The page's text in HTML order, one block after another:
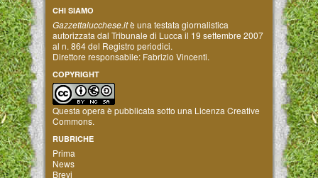
CHI SIAMO
Gazzettalucchese.itè una testata giornalistica
autorizzata dal Tribunale di Lucca il 19 settembre 2007
al n. 864 del Registro periodici.
Direttore responsabile: Fabrizio Vincenti.
COPYRIGHT
Questa opera è pubblicata sotto una Licenza Creative
Commons.
RUBRICHE
Prima
News
Brevi